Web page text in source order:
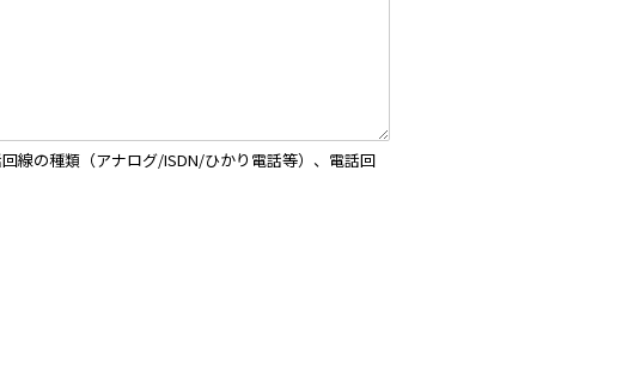
線の種類（アナログ/ISDN/ひかり電話等）、電話回